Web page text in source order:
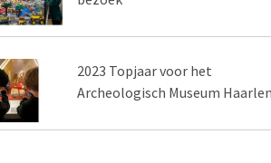
2023 Topjaar voor het
Archeologisch Museum